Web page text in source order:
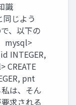
識
同じよう
、以下の
mysql>
INTEGER,
CREATE
pnt
は、そん
求される